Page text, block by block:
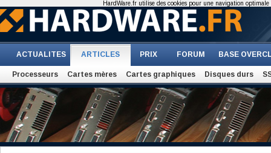
ACTUALITES ARTICLES PRIX FORUM BASE
Processeurs Cartes mères Cartes graphiques Disques durs
HardWare.fr utilise des cookies pour une navigation